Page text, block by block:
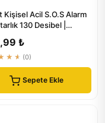
Kişisel Acil S.O.S Alarm
130 Desibel |
₺
(0)
Sepete Ekle